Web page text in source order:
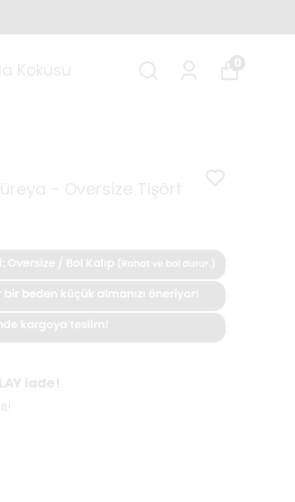
Kokusu 0
iade!